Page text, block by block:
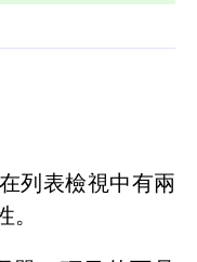
列表檢視中有兩